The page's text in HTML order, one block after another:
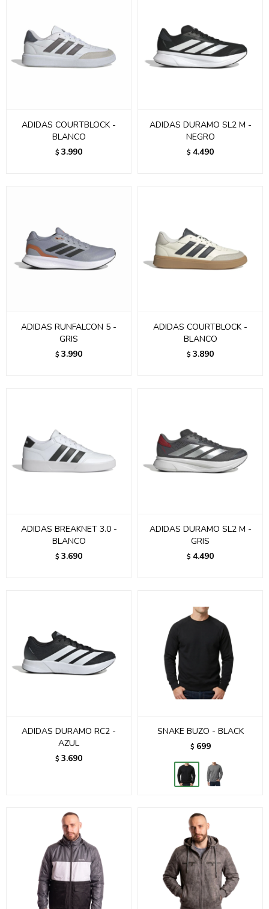
ADIDAS COURTBLOCK -
BLANCO
$ 3.990
ADIDAS DURAMO SL2 M -
NEGRO
$ 4.490
ADIDAS RUNFALCON 5 -
GRIS
$ 3.990
ADIDAS COURTBLOCK -
BLANCO
$ 3.890
ADIDAS BREAKNET 3.0 -
BLANCO
$ 3.690
ADIDAS DURAMO SL2 M -
GRIS
$ 4.490
ADIDAS DURAMO RC2 -
AZUL
$ 3.690
SNAKE BUZO - BLACK
$ 699